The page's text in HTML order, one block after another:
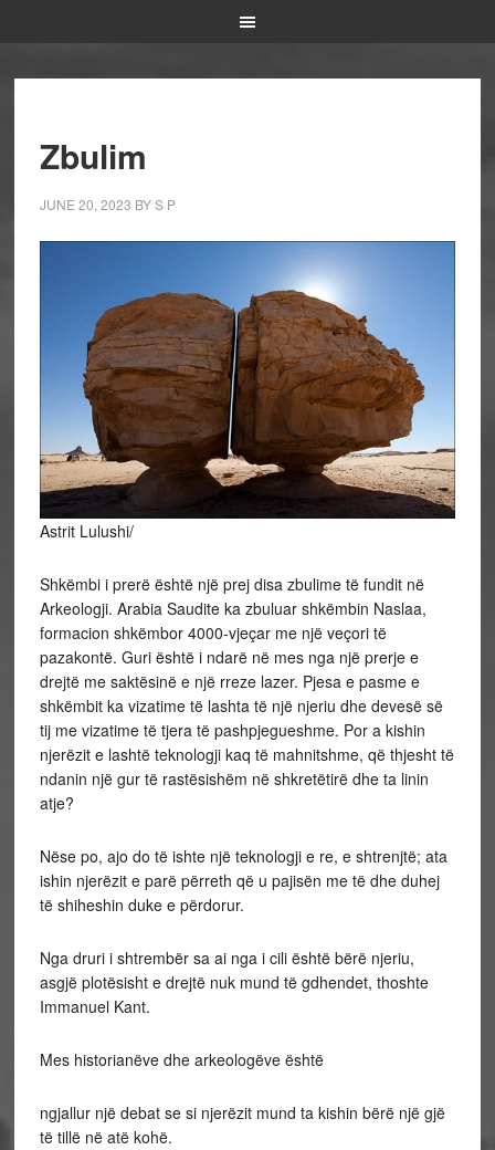
Zbulim
JUNE 20, 2023 BYS P
Astrit Lulushi/
Shkëmbi i prerë është një prej disa zbulime të fundit në
Arkeologji. Arabia Saudite ka zbuluar shkëmbin Naslaa,
formacion shkëmbor 4000-vjeçar me një veçori të
pazakontë. Guri është i ndarë në mes nga një prerje e
drejtë me saktësinë e një rreze lazer. Pjesa e pasme e
shkëmbit ka vizatime të lashta të një njeriu dhe devesë së
tij me vizatime të tjera të pashpjegueshme. Por a kishin
njerëzit e lashtë teknologji kaq të mahnitshme, që thjesht të
ndanin një gur të rastësishëm në shkretëtirë dhe ta linin
atje?
Nëse po, ajo do të ishte një teknologji e re, e shtrenjtë; ata
ishin njerëzit e parë përreth që u pajisën me të dhe duhej
të shiheshin duke e përdorur.
Nga druri i shtrembër sa ai nga i cili është bërë njeriu,
asgjë plotësisht e drejtë nuk mund të gdhendet, thoshte
Immanuel Kant.
Mes historianëve dhe arkeologëve është
ngjallur një debat se si njerëzit mund ta kishin bërë një gjë
të tillë në atë kohë.